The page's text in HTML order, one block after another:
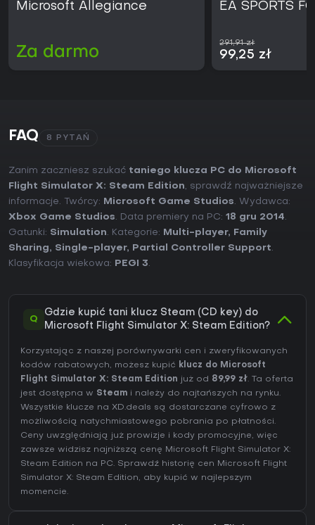
Microsoft Allegiance
Za darmo
EA SPORTS
291,91 zł
99,25 zł
FAQ 8 PYTAŃ
Zanim zaczniesz szukać taniego klucza PC do Microsoft
Flight Simulator X: Steam Edition, sprawdź najważniejsze
informacje. Twórcy:
Microsoft Game Studios. Wydawca:
Xbox Game Studios. Data premiery na PC: 18 gru 2014.
Gatunki: Simulation. Kategorie: Multi-player,
Family
Sharing, Single-player, Partial Controller Support.
Klasyfikacja wiekowa:
PEGI 3.
Q
Gdzie kupić tani klucz Steam (CD key) do
Microsoft Flight Simulator X: Steam Edition?
Korzystając z naszej porównywarki cen i zweryfikowanych
kodów rabatowych, możesz kupić klucz do Microsoft
Flight Simulator X: Steam Edition już od 89,99 zł. Ta oferta
jest dostępna w Steam i należy do najtańszych na rynku.
Wszystkie klucze na XD.deals są dostarczane cyfrowo z
możliwością natychmiastowego pobrania po płatności.
Ceny uwzględniają już prowizje i kody promocyjne, więc
zawsze widzisz najniższą cenę Microsoft Flight Simulator X:
Steam Edition na PC. Sprawdź historię cen Microsoft Flight
Simulator X: Steam Edition, aby kupić w najlepszym
momencie.